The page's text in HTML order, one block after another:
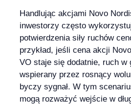
Handlując akcjami Novo
inwestorzy często
potwierdzenia siły ruchów
przykład, jeśli cena akcji
VO staje się dodatnie, ruch w
wspierany przez rosnący
byczy sygnał. W tym
mogą rozważyć wejście w